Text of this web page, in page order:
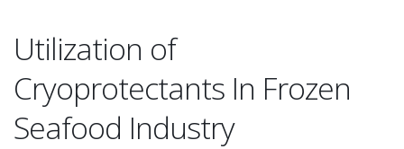
Utilization of
Cryoprotectants In Frozen
Seafood Industry